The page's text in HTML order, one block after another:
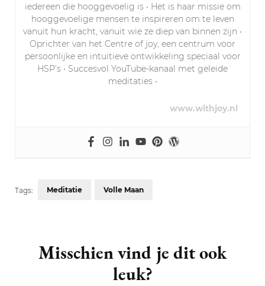
iedereen die hooggevoelig is • Het is haar missie om
hooggevoelige mensen te inspireren om te leven
vanuit hun kracht, vanuit wie ze diep van binnen zijn •
Oprichter van het Centre of joy, een centrum voor
persoonlijke en intuïtieve ontwikkeling speciaal voor
HSP’s • Succesvol YouTube-kanaal met geleide
meditaties •
www.withjoy.nl
Tags: Meditatie Volle Maan
Navigation
Misschien vind je dit ook
leuk?